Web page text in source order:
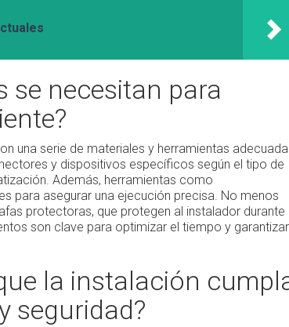
se necesitan para
una serie de materiales y herramientas
y dispositivos específicos según el tipo de
Además, herramientas como
para asegurar una ejecución precisa. No menos
protectoras, que protegen al instalador durante
son clave para optimizar el tiempo y
la instalación
seguridad?